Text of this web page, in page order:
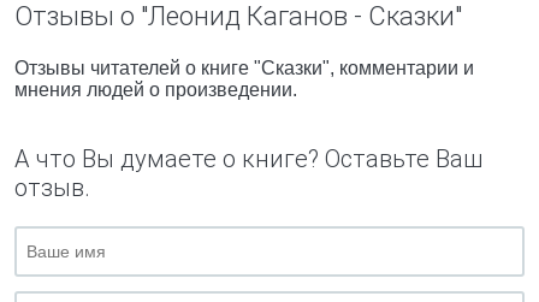
Отзывы о "Леонид Каганов - Сказки"
Отзывы читателей о книге "Сказки", комментарии и
мнения людей о произведении.
А что Вы думаете о книге? Оставьте Ваш
отзыв.